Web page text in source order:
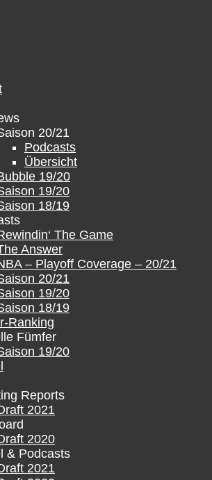
20/21
Podcasts
Übersicht
19/20
19/20
18/19
The Game
Answer
– Playoff Coverage – 20/21
20/21
19/20
18/19
Ranking
Fümfer
19/20
Reports
2021
2020
& Podcasts
2021